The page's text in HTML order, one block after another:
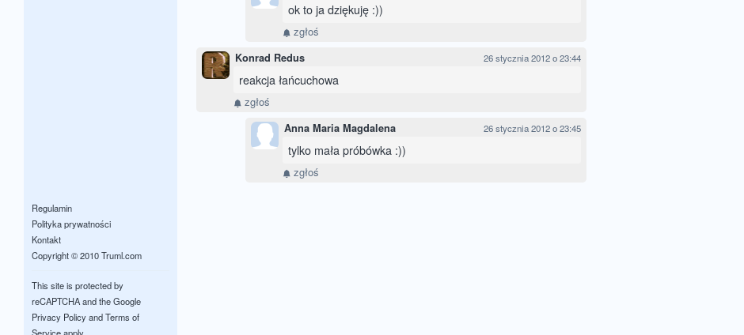
Regulamin
Polityka prywatności
Kontakt
Copyright © 2010 Truml.com
This site is protected by
reCAPTCHA and the Google
Privacy PolicyandTerms of
ok to ja dziękuję :))
zgłoś
Konrad Redus 26 stycznia 2012 o 23:44
reakcja łańcuchowa
zgłoś
Anna Maria Magdalena 26 stycznia 2012 o 23:45
tylko mała próbówka :))
zgłoś